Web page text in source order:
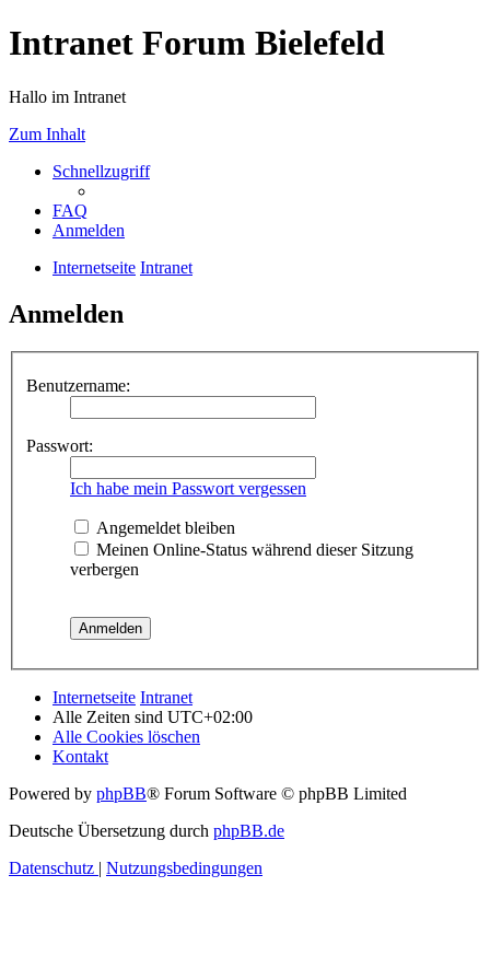
Intranet Forum Bielefeld
Hallo im Intranet
Zum Inhalt
Schnellzugriff
FAQ
Anmelden
Internetseite Intranet
Anmelden
Benutzername:
Passwort:
Ich habe mein Passwort vergessen
Angemeldet bleiben
Meinen Online-Status während dieser Sitzung
verbergen
Internetseite Intranet
Alle Zeiten sind UTC+02:00
Alle Cookies löschen
Kontakt
Powered by phpBB® Forum Software © phpBB Limited
Deutsche Übersetzung durch phpBB.de
Datenschutz | Nutzungsbedingungen